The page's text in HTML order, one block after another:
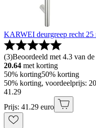
KARWEI deurgreep recht 25
(3)Beoordeeld met 4.3 van
20.64 met korting
50% korting50% korting
50% korting, voordeelprijs:
41 .29
Prijs: 41.29 euro